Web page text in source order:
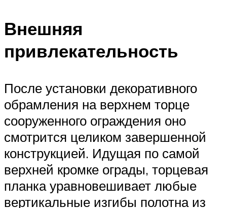
Внешняя
привлекательность
После установки декоративного
обрамления на верхнем торце
сооруженного ограждения оно
смотрится целиком завершенной
конструкцией. Идущая по самой
верхней кромке ограды, торцевая
планка уравновешивает любые
вертикальные изгибы полотна из